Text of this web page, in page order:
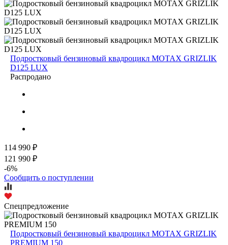
Подростковый бензиновый квадроцикл MOTAX GRIZLIK
D125 LUX
Распродано
114 990 ₽
121 990 ₽
-6%
Сообщить о поступлении
Спецпредложение
Подростковый бензиновый квадроцикл MOTAX GRIZLIK
PREMIUM 150